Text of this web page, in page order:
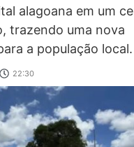
alagoana em um
trazendo uma nova
a população local.
22:30